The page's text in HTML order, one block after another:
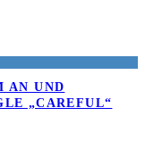
AN UND
„CAREFUL“